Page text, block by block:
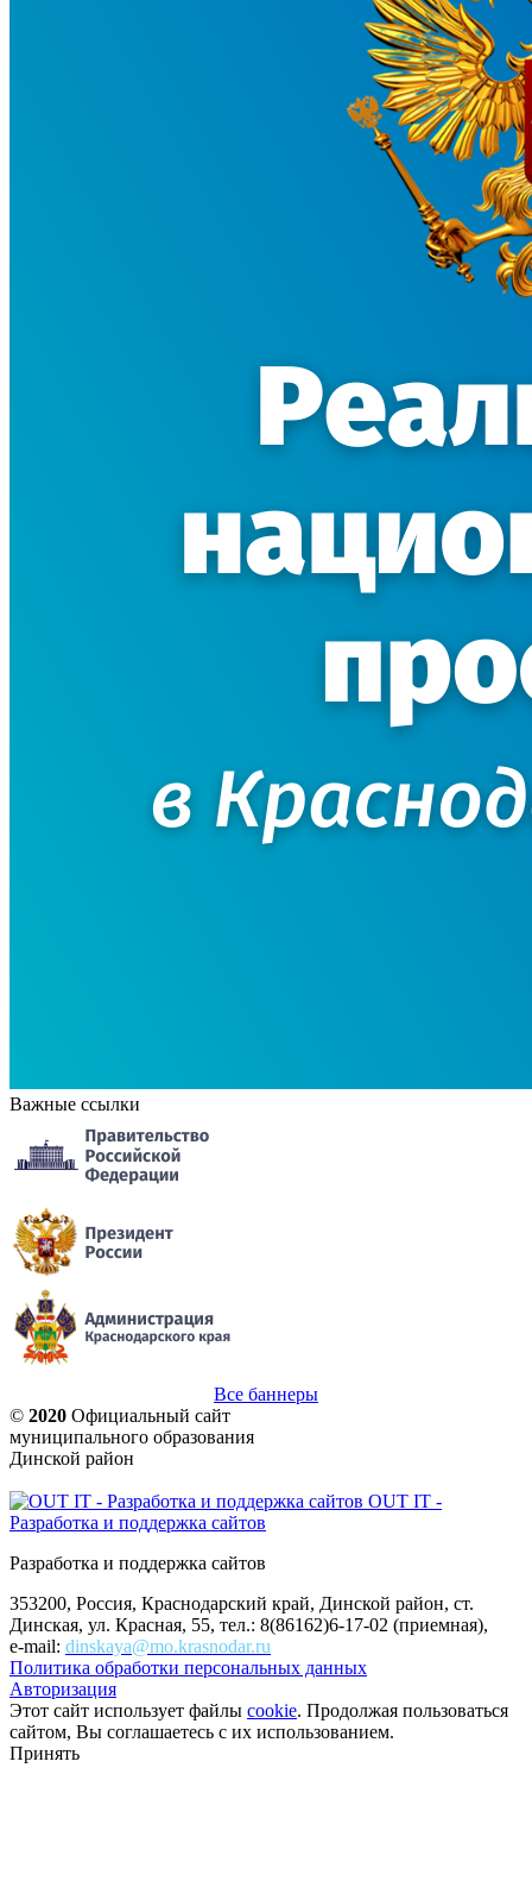
Важные ссылки
Все баннеры
© 2020 Официальный сайт
муниципального образования
Динской район
OUT IT -
Разработка и поддержка сайтов
Разработка и поддержка сайтов
353200, Россия, Краснодарский край, Динской район, ст.
Динская, ул. Красная, 55, тел.: 8(86162)6-17-02 (приемная),
e-mail: dinskaya@mo.krasnodar.ru
Политика обработки персональных данных
Авторизация
Этот сайт использует файлы cookie. Продолжая пользоваться
сайтом, Вы соглашаетесь с их использованием.
Принять